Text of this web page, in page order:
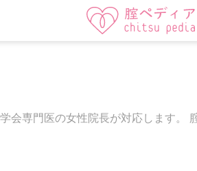
会専門医の女性院長が対応します。